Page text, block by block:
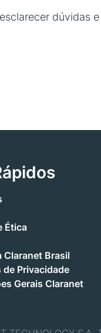
dúvidas
Ética
Claranet Brasil
de Privacidade
Gerais Claranet